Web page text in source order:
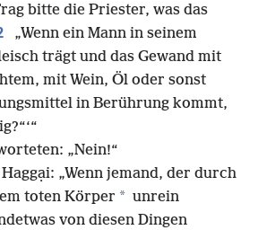
bitte die Priester, was das
„Wenn ein Mann in seinem
trägt und das Gewand mit
mit Wein, Öl oder sonst
in Berührung kommt,
„Nein!“
„Wenn jemand, der durch
toten Körper * unrein
von diesen Dingen